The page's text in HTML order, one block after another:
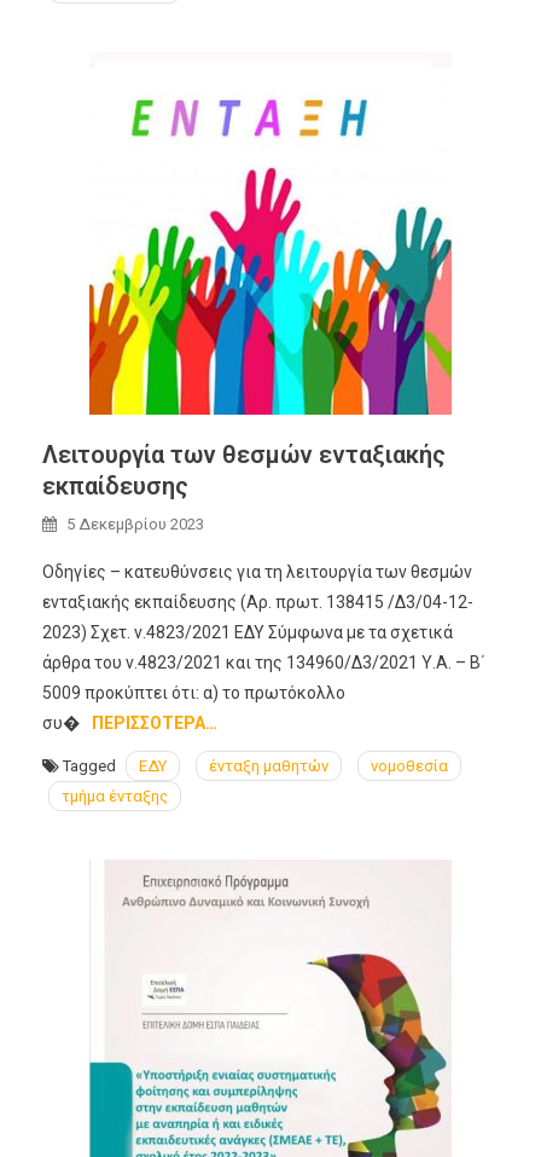
Λειτουργία των θεσμών ενταξιακής
εκπαίδευσης
5 Δεκεμβρίου 2023
Οδηγίες – κατευθύνσεις για τη λειτουργία των θεσμών
ενταξιακής εκπαίδευσης (Αρ. πρωτ. 138415 /Δ3/04-12-
2023) Σχετ. ν.4823/2021 ΕΔΥ Σύμφωνα με τα σχετικά
άρθρα του ν.4823/2021 και της 134960/Δ3/2021 Υ.Α. – Β΄
5009 προκύπτει ότι: α) το πρωτόκολλο
συ�
ΠΕΡΙΣΣΌΤΕΡΑ…
Tagged ΕΔΥ ένταξη μαθητών
νομοθεσία
τμήμα ένταξης